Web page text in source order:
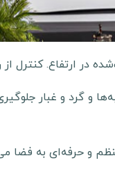
در ارتفاع. کنترل
و گرد و غبار
و حرفه‌ای به فضا